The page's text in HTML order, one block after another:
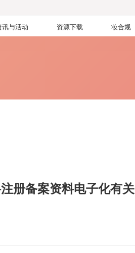
讯与活动 资源下载 妆合规
册备案资料电子化有关